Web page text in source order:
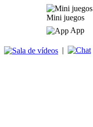
Mini juegos
App
|